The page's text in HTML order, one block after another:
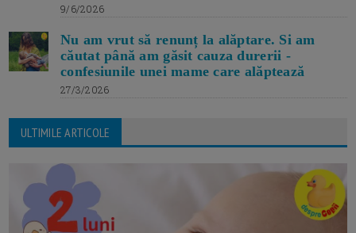
9/6/2026
Nu am vrut să renunț la alăptare. Si am
căutat până am găsit cauza durerii -
confesiunile unei mame care alăptează
27/3/2026
ULTIMILE ARTICOLE